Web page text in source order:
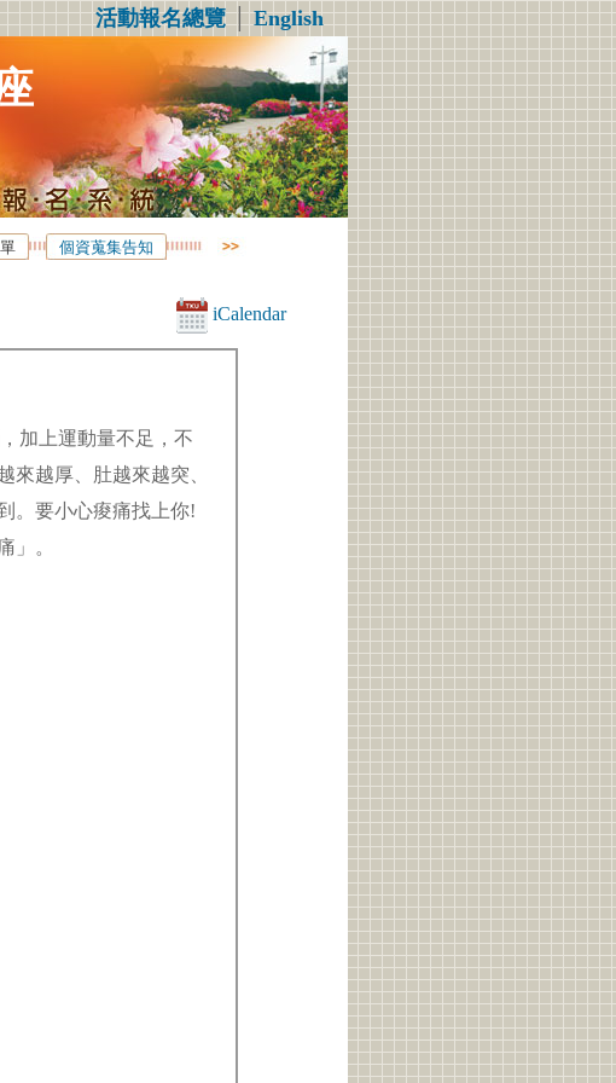
活動報名總覽│English
個資蒐集告知
iCalendar
加上運動量不足，不
來越厚、肚越來越突、
。要小心痠痛找上你!
」。